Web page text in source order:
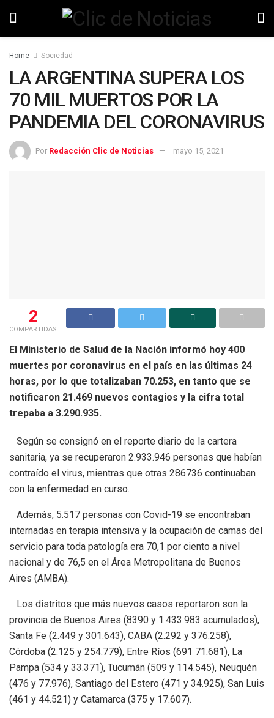
Home Sociedad
LA ARGENTINA SUPERA LOS
70 MIL MUERTOS POR LA
PANDEMIA DEL CORONAVIRUS
Por Redacción Clic de Noticias mayo 15, 2021
2
COMPARTIDAS
El Ministerio de Salud de la Nación informó hoy 400
muertes por coronavirus en el país en las últimas 24
horas, por lo que totalizaban 70.253, en tanto que se
notificaron 21.469 nuevos contagios y la cifra total
trepaba a 3.290.935.
Según se consignó en el reporte diario de la cartera
sanitaria, ya se recuperaron 2.933.946 personas que habían
contraído el virus, mientras que otras 286736 continuaban
con la enfermedad en curso.
Además, 5.517 personas con Covid-19 se encontraban
internadas en terapia intensiva y la ocupación de camas del
servicio para toda patología era 70,1 por ciento a nivel
nacional y de 76,5 en el Área Metropolitana de Buenos
Aires (AMBA).
Los distritos que más nuevos casos reportaron son la
provincia de Buenos Aires (8390 y 1.433.983 acumulados),
Santa Fe (2.449 y 301.643), CABA (2.292 y 376.258),
Córdoba (2.125 y 254.779), Entre Ríos (691 71.681), La
Pampa (534 y 33.371), Tucumán (509 y 114.545), Neuquén
(476 y 77.976), Santiago del Estero (471 y 34.925), San Luis
(461 y 44.521) y Catamarca (375 y 17.607).